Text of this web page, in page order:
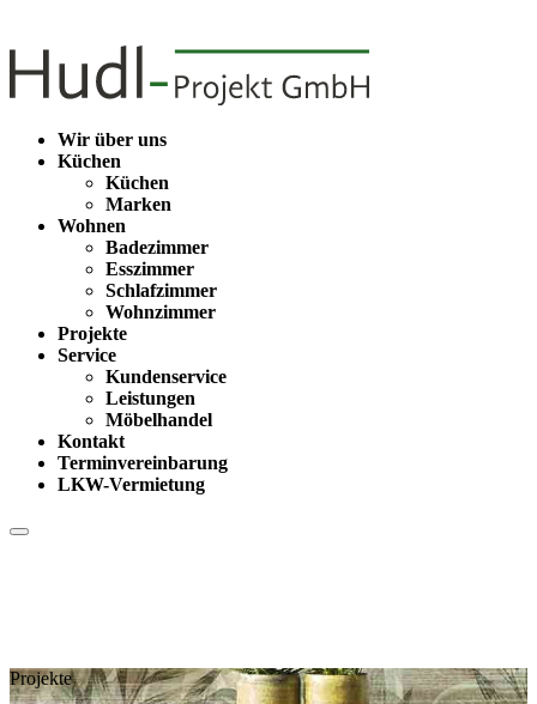
Wir über uns
Küchen
Küchen
Marken
Wohnen
Badezimmer
Esszimmer
Schlafzimmer
Wohnzimmer
Projekte
Service
Kundenservice
Leistungen
Möbelhandel
Kontakt
Terminvereinbarung
LKW-Vermietung
Projekte